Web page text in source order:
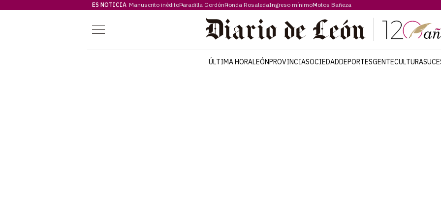
ES NOTICIA Manuscrito inéditoParadilla GordónRonda RosaledaIngreso mínimoMotos Bañeza
Menú
ÚLTIMA HORALEÓNPROVINCIASOCIEDADDEPORTESGENTECULTURA